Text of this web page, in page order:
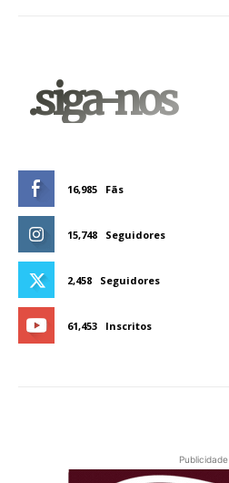
.siga-nos
16,985 Fãs
15,748 Seguidores
2,458 Seguidores
61,453 Inscritos
Publicidade